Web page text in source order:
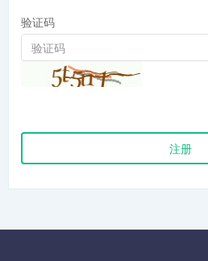
验证码
注册